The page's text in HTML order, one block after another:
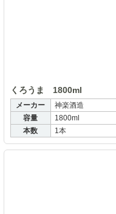
くろうま 1800ml
メーカー
神楽酒造
容量
1800ml
本数
1本